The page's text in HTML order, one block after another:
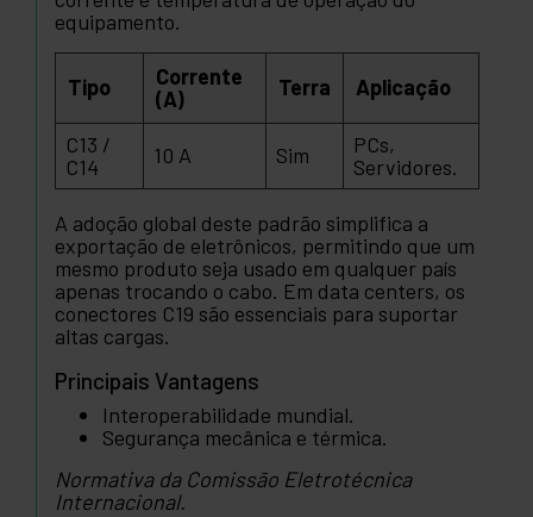
equipamento.
Tipo
Corrente
(A)
Terra Aplicação
C13 /
C14
10 A Sim
PCs,
Servidores.
A adoção global deste padrão simplifica a
exportação de eletrônicos, permitindo que um
mesmo produto seja usado em qualquer país
apenas trocando o cabo. Em data centers, os
conectores C19 são essenciais para suportar
altas cargas.
Principais Vantagens
Interoperabilidade mundial.
Segurança mecânica e térmica.
Normativa da Comissão Eletrotécnica
Internacional.